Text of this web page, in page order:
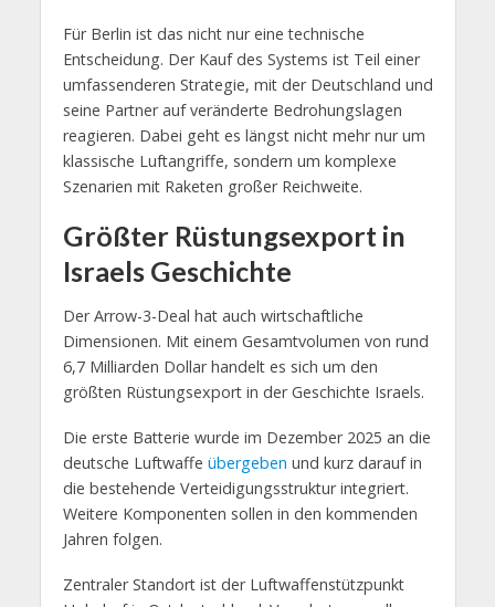
Für Berlin ist das nicht nur eine technische
Entscheidung. Der Kauf des Systems ist Teil einer
umfassenderen Strategie, mit der Deutschland und
seine Partner auf veränderte Bedrohungslagen
reagieren. Dabei geht es längst nicht mehr nur um
klassische Luftangriffe, sondern um komplexe
Szenarien mit Raketen großer Reichweite.
Größter Rüstungsexport in
Israels Geschichte
Der Arrow-3-Deal hat auch wirtschaftliche
Dimensionen. Mit einem Gesamtvolumen von rund
6,7 Milliarden Dollar handelt es sich um den
größten Rüstungsexport in der Geschichte Israels.
Die erste Batterie wurde im Dezember 2025 an die
deutsche Luftwaffe übergeben und kurz darauf in
die bestehende Verteidigungsstruktur integriert.
Weitere Komponenten sollen in den kommenden
Jahren folgen.
Zentraler Standort ist der Luftwaffenstützpunkt